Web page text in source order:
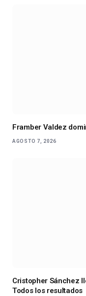
Framber Valdez
AGOSTO 7, 2026
Cristopher Sánchez
Todos los resultados